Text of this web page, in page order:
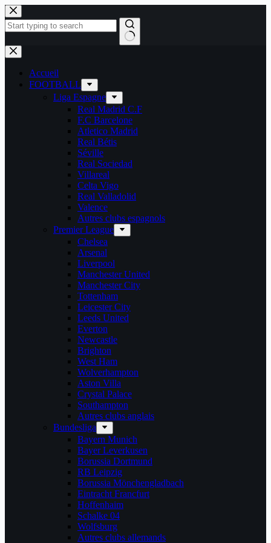
Passer
au
contenu
Aucun
résultat
Accueil
FOOTBALL
Liga Espagne
Real Madrid C.F
F.C Barcelone
Atletico Madrid
Real Bétis
Séville
Real Sociedad
Villareal
Celta Vigo
Real Valladolid
Valence
Autres clubs espagnols
Premier League
Chelsea
Arsenal
Liverpool
Manchester United
Manchester City
Tottenham
Leicester City
Leeds United
Everton
Newcastle
Brighton
West Ham
Wolverhampton
Aston Villa
Crystal Palace
Southampton
Autres clubs anglais
Bundesliga
Bayern Munich
Bayer Leverkusen
Borussia Dortmund
RB Leipzig
Borussia Mönchengladbach
Eintracht Francfurt
Hoffenhaim
Schalke 04
Wolfsburg
Autres clubs allemands